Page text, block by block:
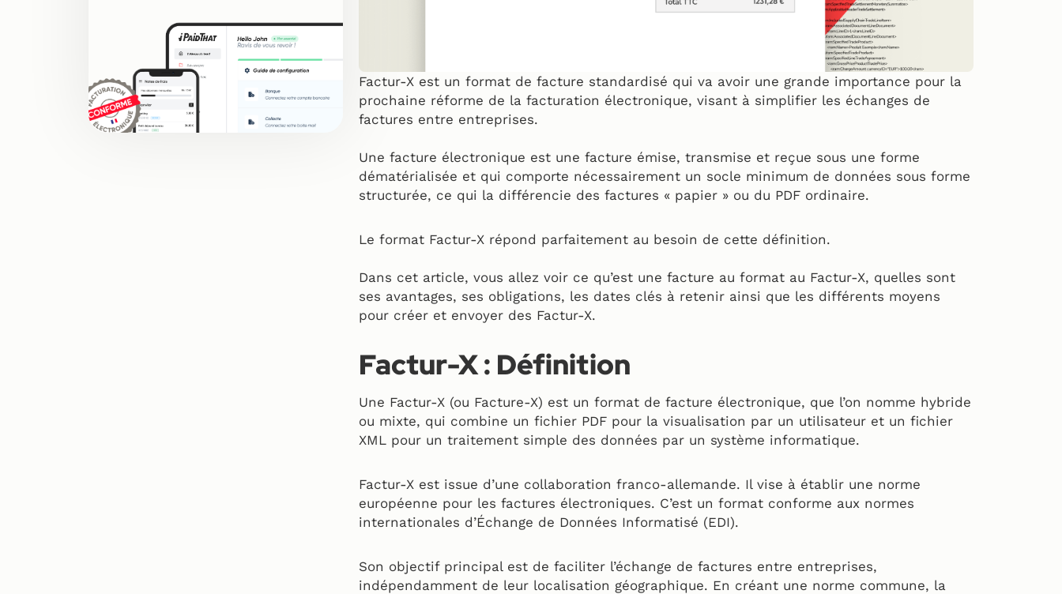
Factur-X est un format de facture standardisé qui va avoir une grande importance pour la
prochaine réforme de la facturation électronique, visant à simplifier les échanges de
factures entre entreprises.
Une facture électronique est une facture émise, transmise et reçue sous une forme
dématérialisée et qui comporte nécessairement un socle minimum de données sous forme
structurée, ce qui la différencie des factures « papier » ou du PDF ordinaire.
Le format Factur-X répond parfaitement au besoin de cette définition.
Dans cet article, vous allez voir ce qu’est une facture au format au Factur-X, quelles sont
ses avantages, ses obligations, les dates clés à retenir ainsi que les différents moyens
pour créer et envoyer des Factur-X.
Factur-X : Définition
Une Factur-X (ou Facture-X) est un format de facture électronique, que l’on nomme hybride
ou mixte, qui combine un fichier PDF pour la visualisation par un utilisateur et un fichier
XML pour un traitement simple des données par un système informatique.
Factur-X est issue d’une collaboration franco-allemande. Il vise à établir une norme
européenne pour les factures électroniques. C’est un format conforme aux normes
internationales d’Échange de Données Informatisé (EDI).
Son objectif principal est de faciliter l’échange de factures entre entreprises,
indépendamment de leur localisation géographique. En créant une norme commune, la